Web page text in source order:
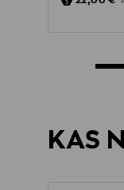
KAS